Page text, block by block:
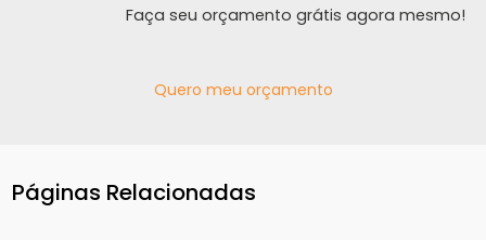
Faça seu orçamento grátis agora mesmo!
Quero meu orçamento
Páginas Relacionadas